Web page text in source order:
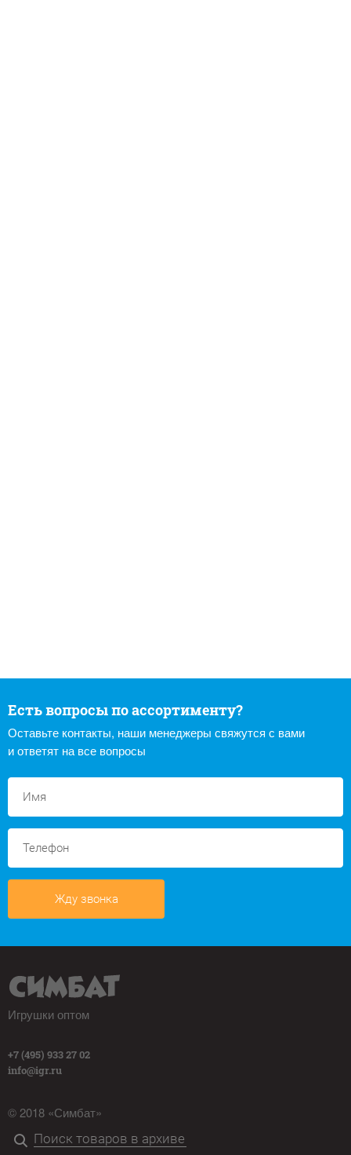
Есть вопросы по ассортименту?
Оставьте контакты, наши менеджеры свяжутся с вами
и ответят на все вопросы
Жду звонка
Игрушки оптом
+7 (495) 933 27 02
info@igr.ru
© 2018 «Симбат»